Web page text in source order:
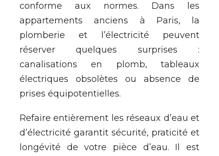
conforme aux normes. Dans les
appartements anciens à Paris, la
plomberie et l’électricité peuvent
réserver quelques surprises :
canalisations en plomb, tableaux
électriques obsolètes ou absence de
prises équipotentielles.
Refaire entièrement les réseaux d’eau et
d’électricité garantit sécurité, praticité et
longévité de votre pièce d’eau. Il est